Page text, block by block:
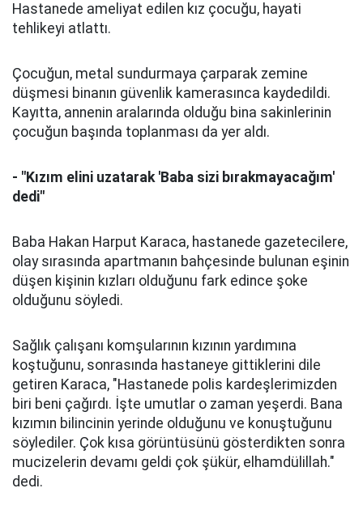
Hastanede ameliyat edilen kız çocuğu, hayati
tehlikeyi atlattı.
Çocuğun, metal sundurmaya çarparak zemine
düşmesi binanın güvenlik kamerasınca kaydedildi.
Kayıtta, annenin aralarında olduğu bina sakinlerinin
çocuğun başında toplanması da yer aldı.
- "Kızım elini uzatarak 'Baba sizi bırakmayacağım'
dedi"
Baba Hakan Harput Karaca, hastanede gazetecilere,
olay sırasında apartmanın bahçesinde bulunan eşinin
düşen kişinin kızları olduğunu fark edince şoke
olduğunu söyledi.
Sağlık çalışanı komşularının kızının yardımına
koştuğunu, sonrasında hastaneye gittiklerini dile
getiren Karaca, "Hastanede polis kardeşlerimizden
biri beni çağırdı. İşte umutlar o zaman yeşerdi. Bana
kızımın bilincinin yerinde olduğunu ve konuştuğunu
söylediler. Çok kısa görüntüsünü gösterdikten sonra
mucizelerin devamı geldi çok şükür, elhamdülillah."
dedi.